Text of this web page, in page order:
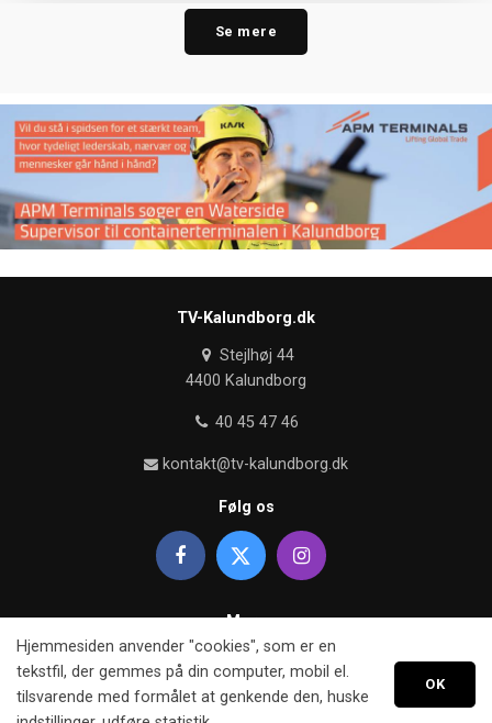
Se mere
TV-Kalundborg.dk
Stejlhøj 44
4400 Kalundborg
40 45 47 46
kontakt@tv-kalundborg.dk
Følg os
Mere
Om TV kalundborg
Retningslinier
Hjemmesiden anvender "cookies", som er en
tekstfil, der gemmes på din computer, mobil el.
tilsvarende med formålet at genkende den, huske
OK